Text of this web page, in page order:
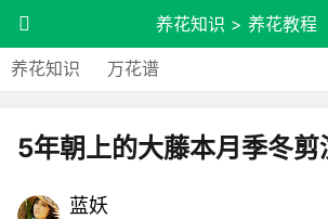
养花知识 >养花教程
养花知识 万花谱
5年朝上的大藤本月季冬剪
蓝妖